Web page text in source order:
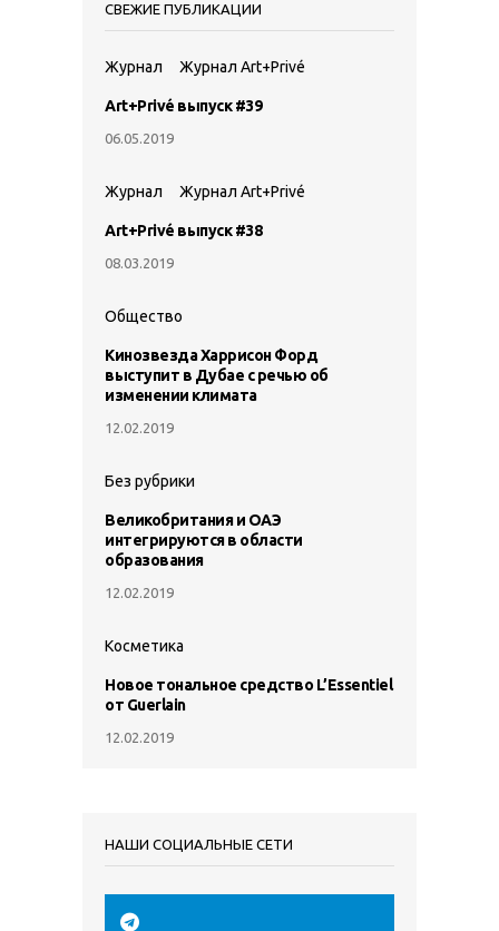
СВЕЖИЕ ПУБЛИКАЦИИ
Журнал Журнал Art+Privé
Art+Privé выпуск #39
06.05.2019
Журнал Журнал Art+Privé
Art+Privé выпуск #38
08.03.2019
Общество
Кинозвезда Харрисон Форд
выступит в Дубае с речью об
изменении климата
12.02.2019
Без рубрики
Великобритания и ОАЭ
интегрируются в области
образования
12.02.2019
Косметика
Новое тональное средство L’Essentiel
от Guerlain
12.02.2019
НАШИ СОЦИАЛЬНЫЕ СЕТИ